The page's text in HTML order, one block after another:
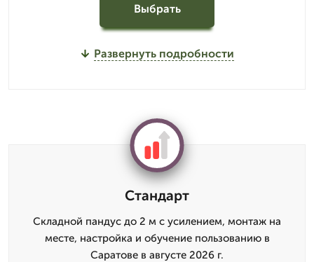
Выбрать
Развернуть подробности
Стандарт
Складной пандус до 2 м с усилением, монтаж на
месте, настройка и обучение пользованию в
Саратове в августе 2026 г.